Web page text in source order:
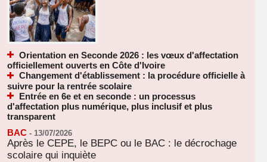
Orientation en Seconde 2026 : les vœux d'affectation
officiellement ouverts en Côte d'Ivoire
Changement d'établissement : la procédure officielle à
suivre pour la rentrée scolaire
Entrée en 6e et en seconde : un processus
d'affectation plus numérique, plus inclusif et plus
transparent
BAC - 13/07/2026
Après le CEPE, le BEPC ou le BAC : le décrochage
scolaire qui inquiète